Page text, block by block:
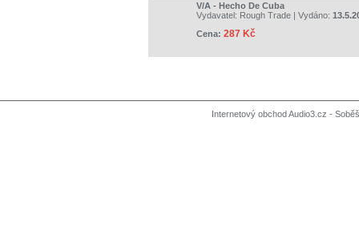
V/A - Hecho De Cuba
Vydavatel: Rough Trade | Vydáno:
Cena: 287 Kč
Internetový obchod Audio3.cz -